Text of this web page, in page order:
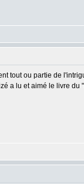
tout ou partie de
a lu et aimé le livre du